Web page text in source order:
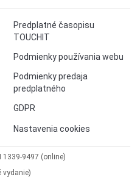
Predplatné časopisu
TOUCHIT
Podmienky používania webu
Podmienky predaja
predplatného
GDPR
Nastavenia cookies
1339-9497 (online)
vydanie)